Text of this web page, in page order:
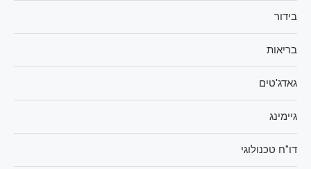
בידור
בריאות
גאדג'טים
גיימינג
דו"ח טכנולוגי